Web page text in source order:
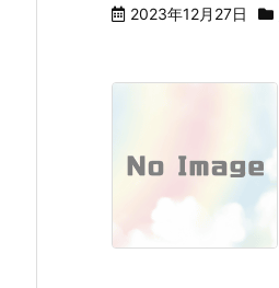
2023年12月27日